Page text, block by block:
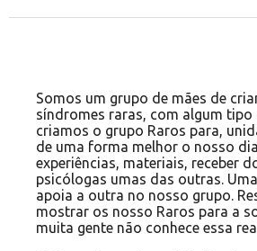
Somos um grupo de mães de
síndromes raras, com algum tipo
criamos o grupo Raros para,
de uma forma melhor o nosso
experiências, materiais, receber
psicólogas umas das outras.
apoia a outra no nosso grupo.
mostrar os nosso Raros para a
muita gente não conhece essa